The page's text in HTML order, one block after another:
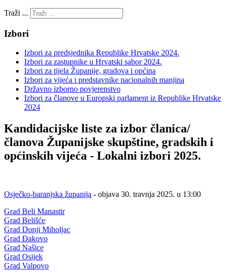
Traži ...
Izbori
Izbori za predsjednika Republike Hrvatske 2024.
Izbori za zastupnike u Hrvatski sabor 2024.
Izbori za tijela Županije, gradova i općina
Izbori za vijeća i predstavnike nacionalnih manjina
Državno izborno povjerenstvo
Izbori za članove u Europski parlament iz Republike Hrvatske
2024
Kandidacijske liste za izbor članica/
članova Županijske skupštine, gradskih i
općinskih vijeća - Lokalni izbori 2025.
Osječko-baranjska županija - objava 30. travnja 2025. u 13:00
Grad Beli Manastir
Grad Belišće
Grad Donji Miholjac
Grad Đakovo
Grad Našice
Grad Osijek
Grad Valpovo